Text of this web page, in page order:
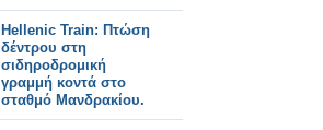
Hellenic Train: Πτώση
δέντρου στη
σιδηροδρομική
γραμμή κοντά στο
σταθμό Μανδρακίου.